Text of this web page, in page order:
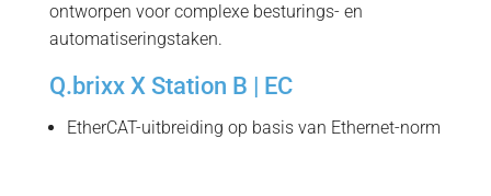
ontworpen voor complexe besturings- en
automatiseringstaken.
Q.brixx X Station B | EC
EtherCAT-uitbreiding op basis van Ethernet-norm